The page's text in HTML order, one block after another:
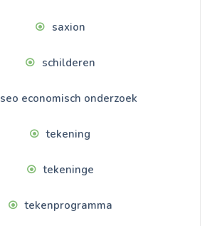
saxion
schilderen
seo economisch onderzoek
tekening
tekeninge
tekenprogramma